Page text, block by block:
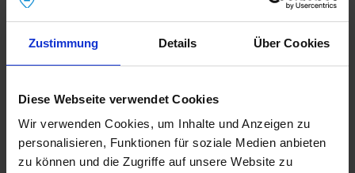
Zustimmung Details Über Cookies
Diese Webseite verwendet Cookies
Wir verwenden Cookies, um Inhalte und Anzeigen zu
personalisieren, Funktionen für soziale Medien anbieten
zu können und die Zugriffe auf unsere Website zu
Wer sein „Warum“ kennt, bleibt motiviert – auch in
Du willst Menschen helfen, das passende
Zuhause zu finden?
Du liebst den Kontakt zu Menschen?